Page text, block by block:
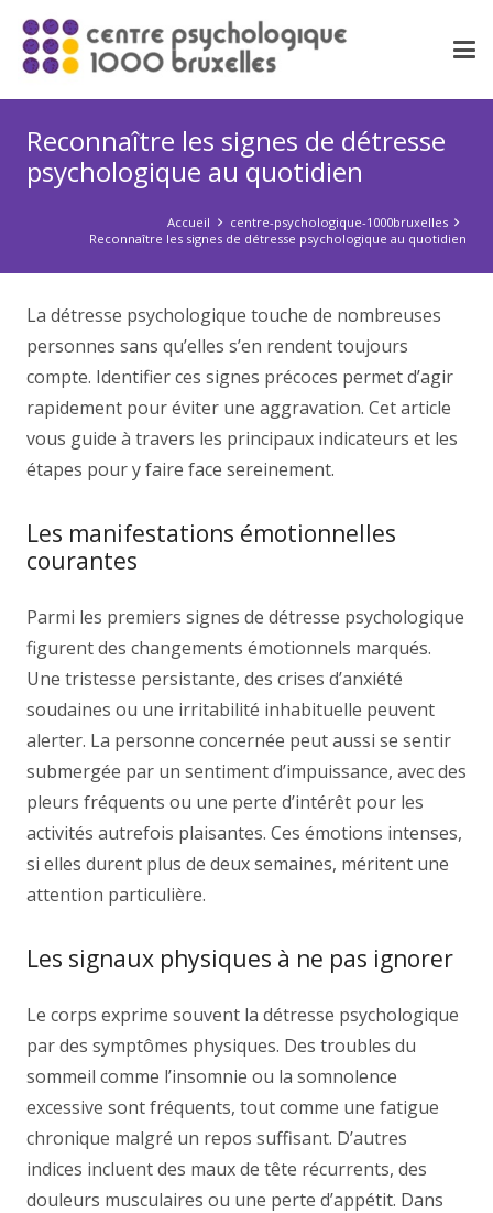
Reconnaître les signes de détresse
psychologique au quotidien
Accueil
centre-psychologique-1000bruxelles
Reconnaître les signes de détresse psychologique au quotidien
La détresse psychologique touche de nombreuses
personnes sans qu’elles s’en rendent toujours
compte. Identifier ces signes précoces permet d’agir
rapidement pour éviter une aggravation. Cet article
vous guide à travers les principaux indicateurs et les
étapes pour y faire face sereinement.
Les manifestations émotionnelles
courantes
Parmi les premiers signes de détresse psychologique
figurent des changements émotionnels marqués.
Une tristesse persistante, des crises d’anxiété
soudaines ou une irritabilité inhabituelle peuvent
alerter. La personne concernée peut aussi se sentir
submergée par un sentiment d’impuissance, avec des
pleurs fréquents ou une perte d’intérêt pour les
activités autrefois plaisantes. Ces émotions intenses,
si elles durent plus de deux semaines, méritent une
attention particulière.
Les signaux physiques à ne pas ignorer
Le corps exprime souvent la détresse psychologique
par des symptômes physiques. Des troubles du
sommeil comme l’insomnie ou la somnolence
excessive sont fréquents, tout comme une fatigue
chronique malgré un repos suffisant. D’autres
indices incluent des maux de tête récurrents, des
douleurs musculaires ou une perte d’appétit. Dans